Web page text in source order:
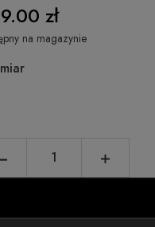
zł
na magazynie